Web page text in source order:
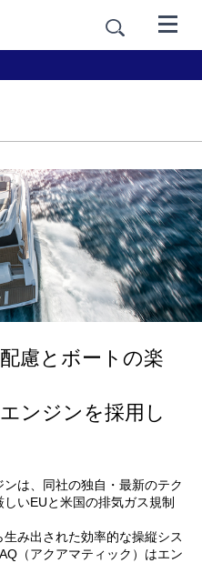
慮とボートの楽
ンジンを採用し
は、同社の独自・最新のテク
いEUと米国の排気ガス規制
み出された効率的な操縦シス
（アクアマティック）はエン